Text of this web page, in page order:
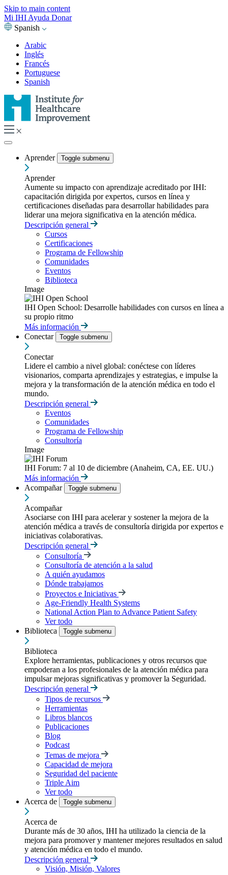
Skip to main content
Mi IHI Ayuda Donar
Spanish
Arabic
Inglés
Francés
Portuguese
Spanish
Aprender Toggle submenu
Aprender
Aumente su impacto con aprendizaje acreditado por IHI:
capacitación dirigida por expertos, cursos en línea y
certificaciones diseñadas para desarrollar habilidades para
liderar una mejora significativa en la atención médica.
Descripción general
Cursos
Certificaciones
Programa de Fellowship
Comunidades
Eventos
Biblioteca
Image
IHI Open School: Desarrolle habilidades con cursos en línea a
su propio ritmo
Más información
Conectar
Toggle submenu
Conectar
Lidere el cambio a nivel global: conéctese con líderes
visionarios, comparta aprendizajes y estrategias, e impulse la
mejora y la transformación de la atención médica en todo el
mundo.
Descripción general
Eventos
Comunidades
Programa de Fellowship
Consultoría
Image
IHI Forum: 7 al 10 de diciembre (Anaheim, CA, EE. UU.)
Más información
Acompañar
Toggle submenu
Acompañar
Asociarse con IHI para acelerar y sostener la mejora de la
atención médica a través de consultoría dirigida por expertos e
iniciativas colaborativas.
Descripción general
Consultoría
Consultoría de atención a la salud
A quién ayudamos
Dónde trabajamos
Proyectos e Iniciativas
Age-Friendly Health Systems
National Action Plan to Advance Patient Safety
Ver todo
Biblioteca
Toggle submenu
Biblioteca
Explore herramientas, publicaciones y otros recursos que
empoderan a los profesionales de la atención médica para
impulsar mejoras significativas y promover la Seguridad.
Descripción general
Tipos de recursos
Herramientas
Libros blancos
Publicaciones
Blog
Podcast
Temas de mejora
Capacidad de mejora
Seguridad del paciente
Triple Aim
Ver todo
Acerca de
Toggle submenu
Acerca de
Durante más de 30 años, IHI ha utilizado la ciencia de la
mejora para promover y mantener mejores resultados en salud
y atención médica en todo el mundo.
Descripción general
Visión, Misión, Valores